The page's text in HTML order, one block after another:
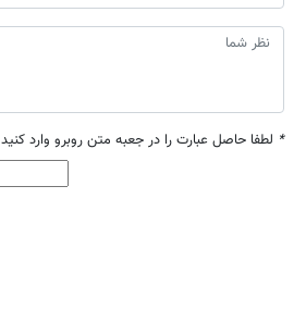
* لطفا حاصل عبارت را در جعبه متن روبرو وارد کنید